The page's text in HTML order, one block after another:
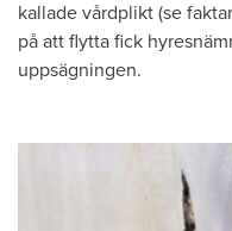
kallade vårdplikt (se
på att flytta fick
uppsägningen.